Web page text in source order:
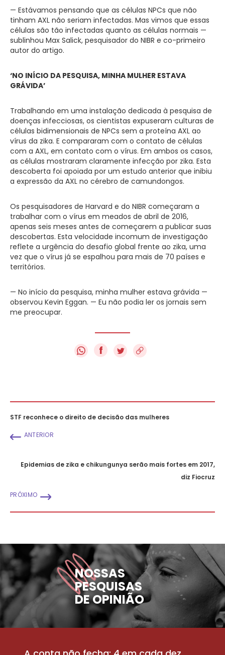
— Estávamos pensando que as células NPCs que não
tinham AXL não seriam infectadas. Mas vimos que essas
células são tão infectadas quanto as células normais —
sublinhou Max Salick, pesquisador do NIBR e co-primeiro
autor do artigo.
‘NO INÍCIO DA PESQUISA, MINHA MULHER ESTAVA
GRÁVIDA’
Trabalhando em uma instalação dedicada à pesquisa de
doenças infecciosas, os cientistas expuseram culturas de
células bidimensionais de NPCs sem a proteína AXL ao
vírus da zika. E compararam com o contato de células
com a AXL, em contato com o vírus. Em ambos os casos,
as células mostraram claramente infecção por zika. Esta
descoberta foi apoiada por um estudo anterior que inibiu
a expressão da AXL no cérebro de camundongos.
Os pesquisadores de Harvard e do NIBR começaram a
trabalhar com o vírus em meados de abril de 2016,
apenas seis meses antes de começarem a publicar suas
descobertas. Esta velocidade incomum de investigação
reflete a urgência do desafio global frente ao zika, uma
vez que o vírus já se espalhou para mais de 70 países e
territórios.
— No início da pesquisa, minha mulher estava grávida —
observou Kevin Eggan. — Eu não podia ler os jornais sem
me preocupar.
f
STF reconhece o direito de decisão das mulheres
ANTERIOR
Epidemias de zika e chikungunya serão mais fortes em 2017,
diz Fiocruz
PRÓXIMO
NOSSAS
PESQUISAS
DE OPINIÃO